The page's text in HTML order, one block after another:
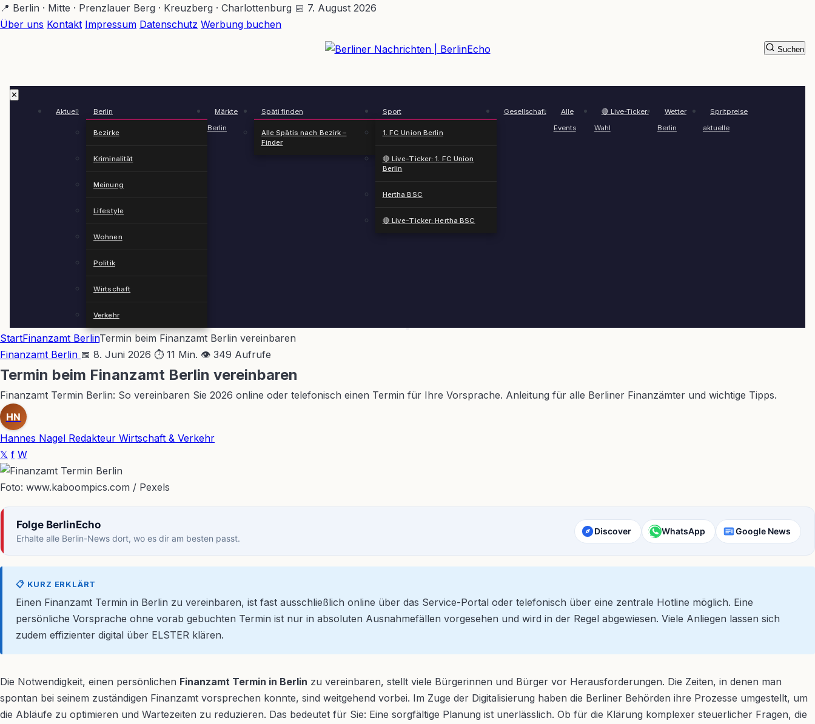
Zum
Hauptinhalt
📍 Berlin · Mitte · Prenzlauer Berg · Kreuzberg · Charlottenburg 📅 7. August 2026
Über uns Kontakt Impressum Datenschutz Werbung buchen
✕
Aktuell Berlin
Bezirke
Kriminalität
Meinung
Lifestyle
Wohnen
Politik
Wirtschaft
Verkehr
Märkte
Berlin
Späti finden
Alle Spätis nach Bezirk –
Finder
Sport
1. FC Union Berlin
🔴 Live-Ticker: 1. FC Union
Berlin
Hertha BSC
🔴 Live-Ticker: Hertha BSC
Gesellschaft
Alle
Events
🔴 Live-Ticker:
Wahl
Wetter
Berlin
Spritpreise
aktuelle
Suchen
StartFinanzamt BerlinTermin beim Finanzamt Berlin vereinbaren
Finanzamt Berlin 📅 8. Juni 2026 ⏱ 11 Min. 👁 349 Aufrufe
Termin beim Finanzamt Berlin vereinbaren
Finanzamt Termin Berlin: So vereinbaren Sie 2026 online oder telefonisch einen Termin für Ihre Vorsprache. Anleitung für alle Berliner Finanzämter und wichtige Tipps.
HN
Hannes Nagel Redakteur Wirtschaft & Verkehr
𝕏 f W
Foto: www.kaboompics.com / Pexels
Folge BerlinEcho
Erhalte alle Berlin-News dort, wo es dir am besten passt.
Discover WhatsApp Google News
📋 KURZ ERKLÄRT
Einen Finanzamt Termin in Berlin zu vereinbaren, ist fast ausschließlich online über das Service-Portal oder telefonisch über eine zentrale Hotline möglich. Eine
persönliche Vorsprache ohne vorab gebuchten Termin ist nur in absoluten Ausnahmefällen vorgesehen und wird in der Regel abgewiesen. Viele Anliegen lassen sich
zudem effizienter digital über ELSTER klären.
Die Notwendigkeit, einen persönlichen Finanzamt Termin in Berlin zu vereinbaren, stellt viele Bürgerinnen und Bürger vor Herausforderungen. Die Zeiten, in denen man
spontan bei seinem zuständigen Finanzamt vorsprechen konnte, sind weitgehend vorbei. Im Zuge der Digitalisierung haben die Berliner Behörden ihre Prozesse umgestellt, um
die Abläufe zu optimieren und Wartezeiten zu reduzieren. Das bedeutet für Sie: Eine sorgfältige Planung ist unerlässlich. Ob für die Klärung komplexer steuerlicher Fragen, die